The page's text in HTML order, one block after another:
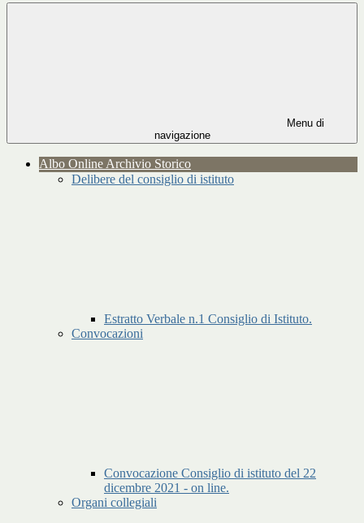
Menu di
navigazione
Albo Online Archivio Storico
Delibere del consiglio di istituto
Estratto Verbale n.1 Consiglio di Istituto.
Convocazioni
Convocazione Consiglio di istituto del 22
dicembre 2021 - on line.
Organi collegiali